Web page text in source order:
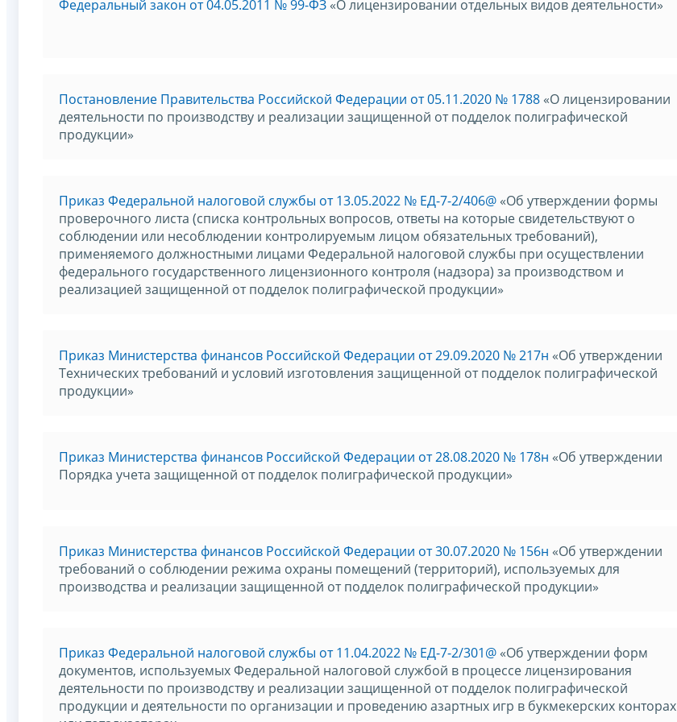
Федеральный закон от 04.05.2011 № 99-ФЗ «О лицензировании отдельных видов деятельности»
Постановление Правительства Российской Федерации от 05.11.2020 № 1788 «О лицензировании
деятельности по производству и реализации защищенной от подделок полиграфической
продукции»
Приказ Федеральной налоговой службы от 13.05.2022 № ЕД-7-2/406@ «Об утверждении формы
проверочного листа (списка контрольных вопросов, ответы на которые свидетельствуют о
соблюдении или несоблюдении контролируемым лицом обязательных требований),
применяемого должностными лицами Федеральной налоговой службы при осуществлении
федерального государственного лицензионного контроля (надзора) за производством и
реализацией защищенной от подделок полиграфической продукции»
Приказ Министерства финансов Российской Федерации от 29.09.2020 № 217н «Об утверждении
Технических требований и условий изготовления защищенной от подделок полиграфической
продукции»
Приказ Министерства финансов Российской Федерации от 28.08.2020 № 178н «Об утверждении
Порядка учета защищенной от подделок полиграфической продукции»
Приказ Министерства финансов Российской Федерации от 30.07.2020 № 156н «Об утверждении
требований о соблюдении режима охраны помещений (территорий), используемых для
производства и реализации защищенной от подделок полиграфической продукции»
Приказ Федеральной налоговой службы от 11.04.2022 № ЕД-7-2/301@ «Об утверждении форм
документов, используемых Федеральной налоговой службой в процессе лицензирования
деятельности по производству и реализации защищенной от подделок полиграфической
продукции и деятельности по организации и проведению азартных игр в букмекерских конторах